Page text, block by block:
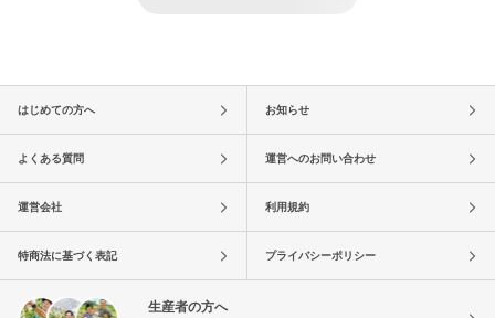
はじめての方へ お知らせ
よくある質問 運営へのお問い合わせ
運営会社 利用規約
特商法に基づく表記 プライバシーポリシー
生産者の方へ